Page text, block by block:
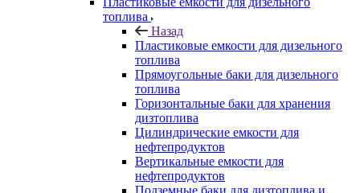
топлива
Назад
Пластиковые емкости для дизельного
топлива
Прямоугольные баки для дизельного
топлива
Горизонтальные баки для хранения
дизтоплива
Цилиндрические емкости для
нефтепродуктов
Вертикальные емкости для
нефтепродуктов
Подземные баки для дизтоплива и